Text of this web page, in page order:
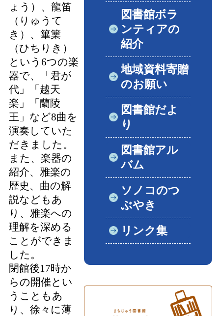
ょう）、龍笛
（りゅうて
き）、篳篥
（ひちりき）
という6つの楽
器で、「君が
代」「越天
楽」「蘭陵
王」など8曲を
演奏していた
だきました。
また、楽器の
紹介、雅楽の
歴史、曲の解
説などもあ
り、雅楽への
理解を深める
ことができま
した。
閉館後17時か
らの開催とい
うこともあ
り、徐々に薄
図書館ボラ
ンティアの
紹介
地域資料寄贈
のお願い
図書館だよ
り
図書館アル
バム
ソノコのつ
ぶやき
リンク集